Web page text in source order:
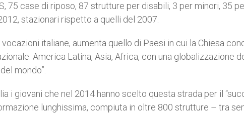
75 case di riposo, 87 strutture per disabili, 3 per minori, 35
stazionari rispetto a quelli del 2007.
italiane, aumenta quello di Paesi in cui la Chiesa
America Latina, Asia, Africa, con una globalizzazione
mondo”.
i giovani che nel 2014 hanno scelto questa strada per il
lunghissima, compiuta in oltre 800 strutture – tra